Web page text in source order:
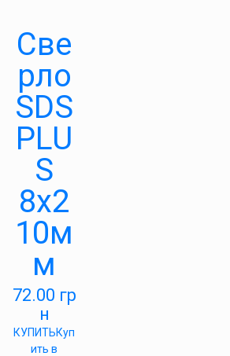
Све
рло
SDS
PLU
S
8х2
10м
м
72.00 гр
н
КУПИТЬКуп
ить в